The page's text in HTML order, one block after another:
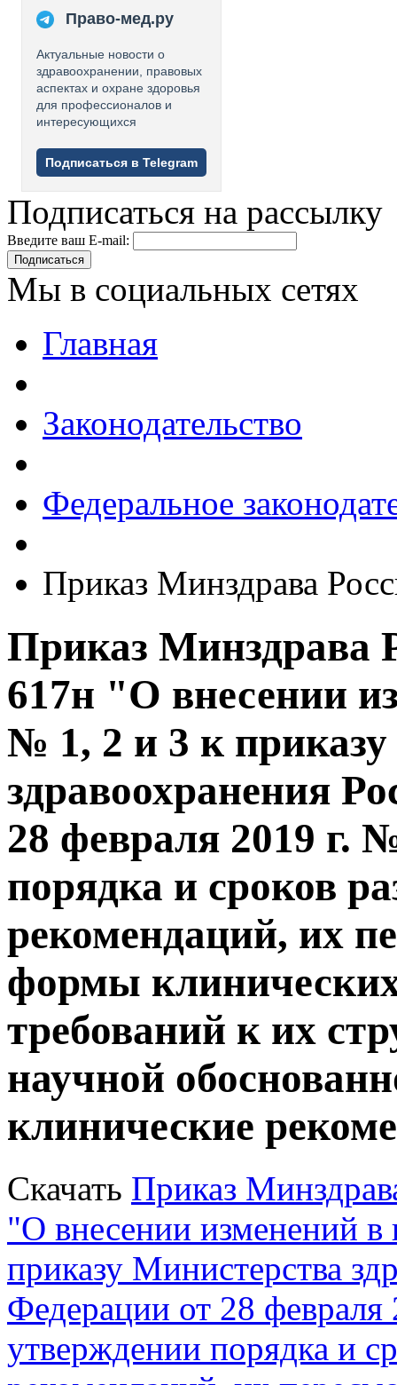
Право-мед.ру
Актуальные новости о
здравоохранении, правовых
аспектах и охране здоровья
для профессионалов и
интересующихся
Подписаться в Telegram
Подписаться на рассылку
Введите ваш E-mail:
Подписаться
Мы в социальных сетях
Главная
Законодательство
Федеральное
Приказ Минздрава
Приказ Минздрава
617н "О внесении
№ 1, 2 и 3 к
здравоохранения
28 февраля 2019 г.
порядка и сроков
рекомендаций, их
формы
требований к их
научной
клинические
Скачать Приказ
"О внесении изменений
приказу Министерства
Федерации от 28
утверждении порядка и